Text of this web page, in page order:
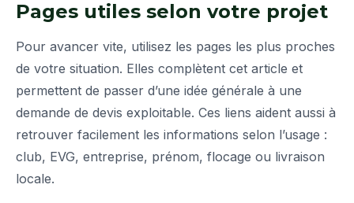
Pages utiles selon votre projet
Pour avancer vite, utilisez les pages les plus proches
de votre situation. Elles complètent cet article et
permettent de passer d’une idée générale à une
demande de devis exploitable. Ces liens aident aussi à
retrouver facilement les informations selon l’usage :
club, EVG, entreprise, prénom, flocage ou livraison
locale.